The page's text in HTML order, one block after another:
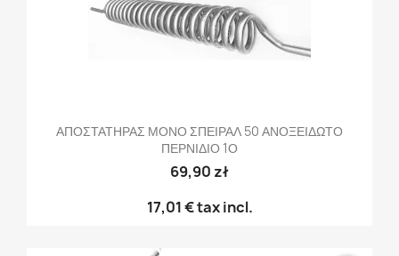
ΑΠΟΣΤΑΤΗΡΑΣ ΜΟΝΟ ΣΠΕΙΡΑΛ 50 ΑΝΟΞΕΙΔΩΤΟ
ΠΕΡΝΙΔΙΟ 1Ο
69,90 zł
17,01 €tax incl.